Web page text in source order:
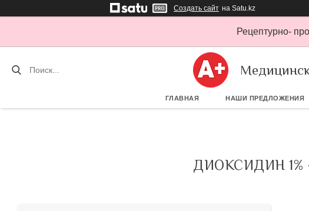
Создать сайт на Satu.kz
Рецептурно-
ГЛАВНАЯ НАШИ ПРЕДЛОЖЕНИЯ
ДИОКСИДИН